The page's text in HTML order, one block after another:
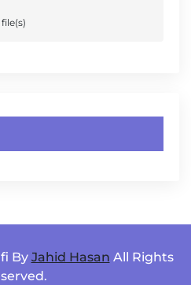
file(s)
By Jahid Hasan All Rights